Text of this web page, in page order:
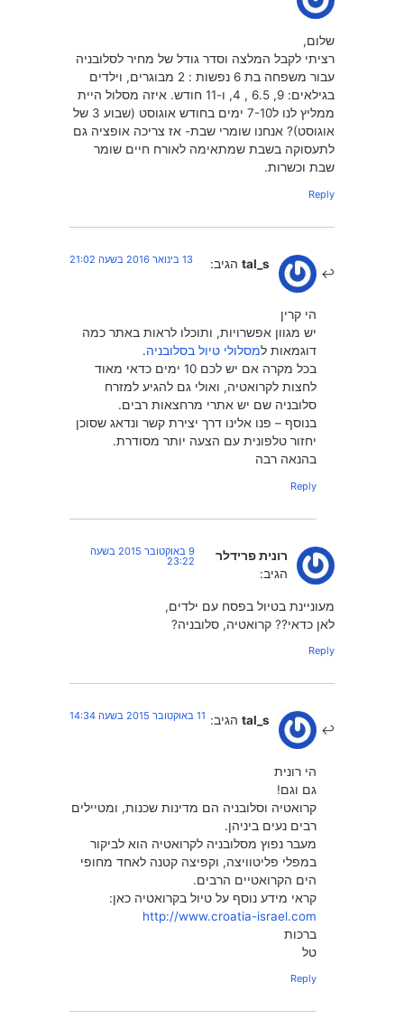
שלום,
רציתי לקבל המלצה וסדר גודל של מחיר לסלובניה
עבור משפחה בת 6 נפשות : 2 מבוגרים, וילדים
בגילאים: 9, 6.5 , 4, ו-11 חודש. איזה מסלול היית
ממליץ לנו ל7-10 ימים בחודש אוגוסט (שבוע 3 של
אוגוסט)? אנחנו שומרי שבת- אז צריכה אופציה גם
לתעסוקה בשבת שמתאימה לאורח חיים שומר
שבת וכשרות.
Reply
tal_s הגיב: 13 בינואר 2016 בשעה 21:02
הי קרין
יש מגוון אפשרויות, ותוכלו לראות באתר כמה
דוגמאות למסלולי טיול בסלובניה.
בכל מקרה אם יש לכם 10 ימים כדאי מאוד
לחצות לקרואטיה, ואולי גם להגיע למזרח
סלובניה שם יש אתרי מרחצאות רבים.
בנוסף – פנו אלינו דרך יצירת קשר ונדאג שסוכן
יחזור טלפונית עם הצעה יותר מסודרת.
בהנאה רבה
Reply
רונית פרידלר
הגיב:
9 באוקטובר 2015 בשעה
23:22
מעוניינת בטיול בפסח עם ילדים,
לאן כדאי?? קרואטיה, סלובניה?
Reply
tal_s הגיב: 11 באוקטובר 2015 בשעה 14:34
הי רונית
גם וגם!
קרואטיה וסלובניה הם מדינות שכנות, ומטיילים
רבים נעים ביניהן.
מעבר נפוץ מסלובניה לקרואטיה הוא לביקור
במפלי פליטוויצה, וקפיצה קטנה לאחד מחופי
הים הקרואטיים הרבים.
קראי מידע נוסף על טיול בקרואטיה כאן:
http://www.croatia-israel.com
ברכות
טל
Reply